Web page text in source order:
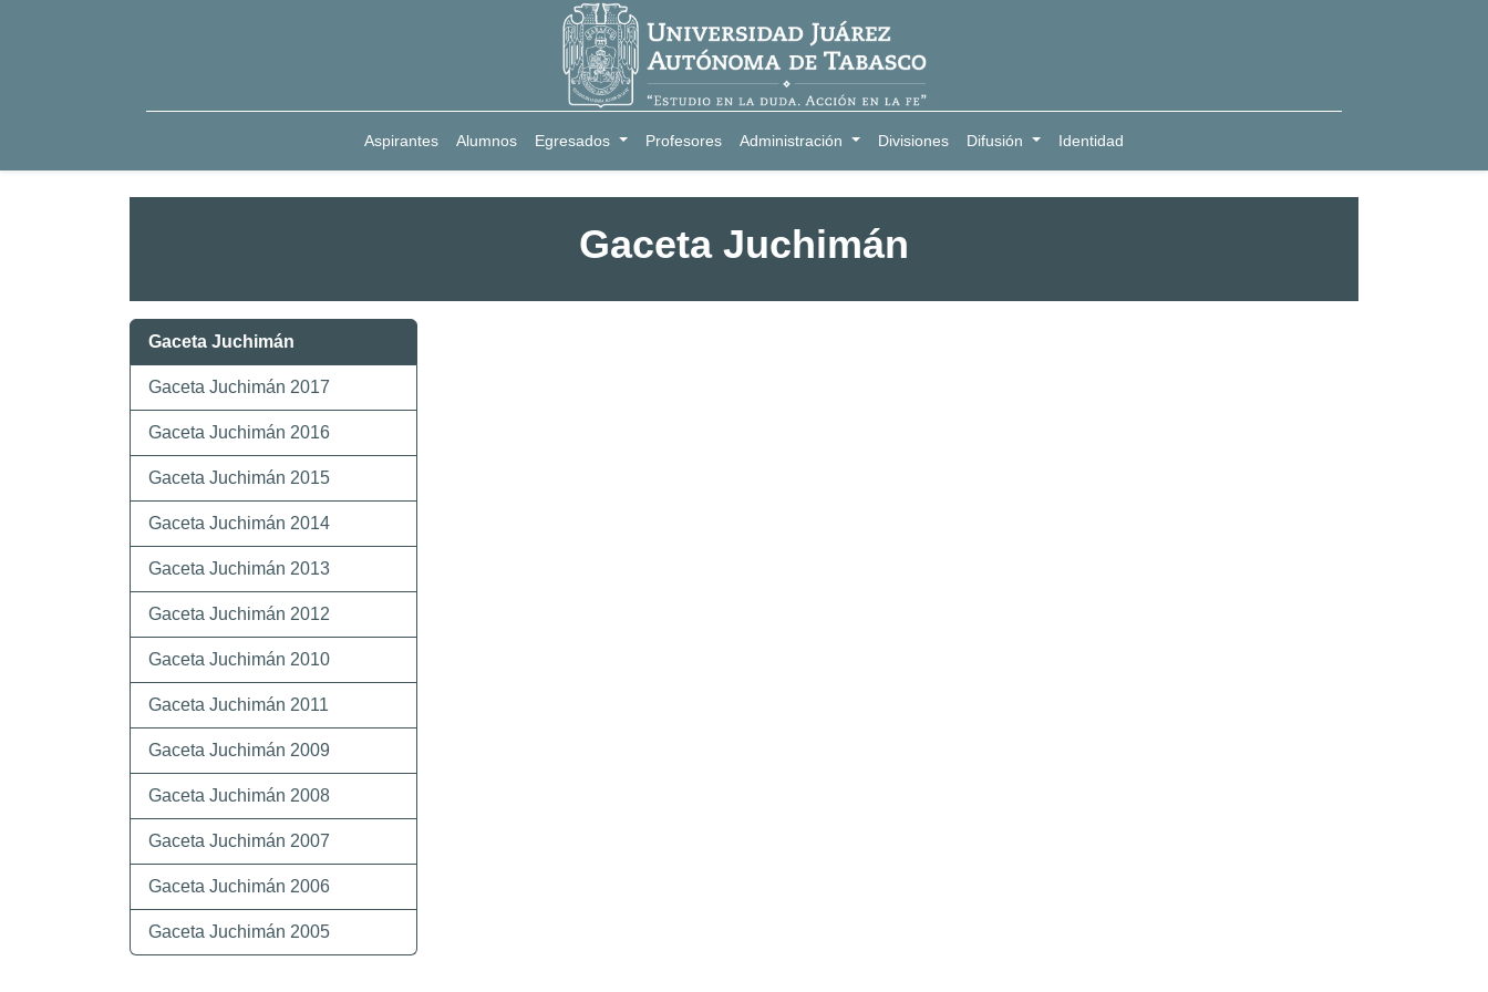
Aspirantes Alumnos Egresados Profesores Administración Divisiones Difusión Identidad
Gaceta Juchimán
Gaceta Juchimán
Gaceta Juchimán 2017
Gaceta Juchimán 2016
Gaceta Juchimán 2015
Gaceta Juchimán 2014
Gaceta Juchimán 2013
Gaceta Juchimán 2012
Gaceta Juchimán 2010
Gaceta Juchimán 2011
Gaceta Juchimán 2009
Gaceta Juchimán 2008
Gaceta Juchimán 2007
Gaceta Juchimán 2006
Gaceta Juchimán 2005